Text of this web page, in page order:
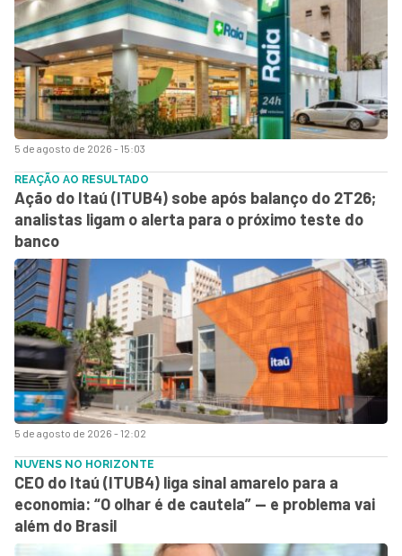
5 de agosto de 2026 - 15:03
5 de agosto de 2026 - 12:02
REAÇÃO AO RESULTADO
Ação do Itaú (ITUB4) sobe após balanço do 2T26;
analistas ligam o alerta para o próximo teste do
banco
NUVENS NO HORIZONTE
CEO do Itaú (ITUB4) liga sinal amarelo para a
economia: “O olhar é de cautela” — e problema vai
além do Brasil